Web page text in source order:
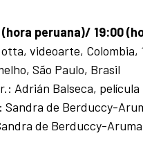
peruana)/ 19:00
videoarte, Colombia,
São Paulo, Brasil
Adrián Balseca, película
Sandra de Berduccy-
de Berduccy-